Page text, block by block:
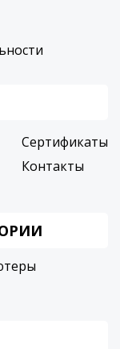
Сертификаты
Контакты